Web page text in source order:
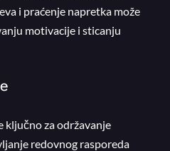
i praćenje napretka može
motivacije i sticanju
ključno za održavanje
redovnog rasporeda